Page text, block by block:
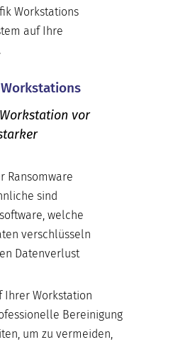
Workstations
auf Ihre
vor
Ransomware
sind
welche
verschlüsseln
Datenverlust
Ihrer Workstation
Bereinigung
um zu vermeiden,